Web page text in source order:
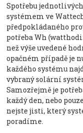
Spotřebu
systémem ve
předpokládaného
potřeba Wh
než výše uvedené
opačném případě je
každého systému
vybraný solární
Samozřejmě je
každý den, nebo
nejste jisti, který
poradíme.